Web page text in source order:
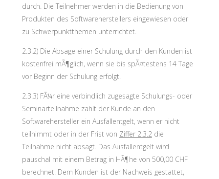
durch. Die Teilnehmer werden in die Bedienung von
Produkten des Softwareherstellers eingewiesen oder
zu Schwerpunktthemen unterrichtet.
2.3.2) Die Absage einer Schulung durch den Kunden ist
kostenfrei mÃ¶glich, wenn sie bis spÃ¤testens 14 Tage
vor Beginn der Schulung erfolgt.
2.3.3) FÃ¼r eine verbindlich zugesagte Schulungs- oder
Seminarteilnahme zahlt der Kunde an den
Softwarehersteller ein Ausfallentgelt, wenn er nicht
teilnimmt oder in der Frist von Ziffer 2.3.2die
Teilnahme nicht absagt. Das Ausfallentgelt wird
pauschal mit einem Betrag in HÃ¶he von 500,00 CHF
berechnet. Dem Kunden ist der Nachweis gestattet,